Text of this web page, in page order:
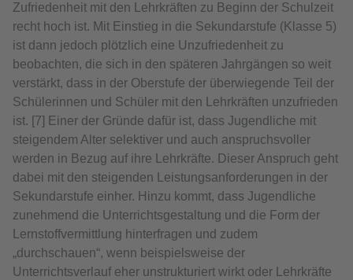
Zufriedenheit mit den Lehrkräften zu Beginn der Schulzeit
recht hoch ist. Mit Einstieg in die Sekundarstufe (Klasse 5)
ist dann jedoch plötzlich eine Unzufriedenheit zu
beobachten, die sich in den späteren Jahrgängen so weit
verstärkt, dass in der Oberstufe der überwiegende Teil der
Schülerinnen und Schüler mit den Lehrkräften unzufrieden
ist. [7] Einer der Gründe dafür ist, dass Jugendliche mit
steigendem Alter selektiver und auch anspruchsvoller
werden in Bezug auf ihre Lehrkräfte. Dieser Anspruch geht
dabei mit den steigenden Leistungsanforderungen in der
Sekundarstufe einher. Hinzu kommt, dass Jugendliche
zunehmend die Unterrichtsgestaltung und die Form der
Lernstoffvermittlung hinterfragen und zudem
„durchschauen“, wenn beispielsweise der
Unterrichtsverlauf eher unstrukturiert wirkt oder Lehrkräfte